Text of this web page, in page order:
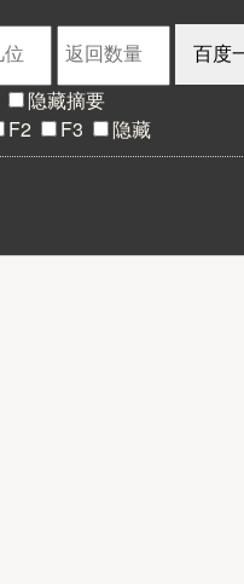
隐藏摘要
F2 F3 隐藏